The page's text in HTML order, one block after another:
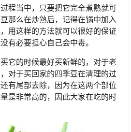
程当中，只要把它完全煮熟就可
那么在炒熟后，记得在锅中加入
用这样的方法就可以很好的保证
有必要担心自己会中毒。
它的时候最好买新鲜的，对于老
对于买回家的四季豆在清理的过
有尾部去除，因为在这两个部位
是非常高的，因此大家在吃的时